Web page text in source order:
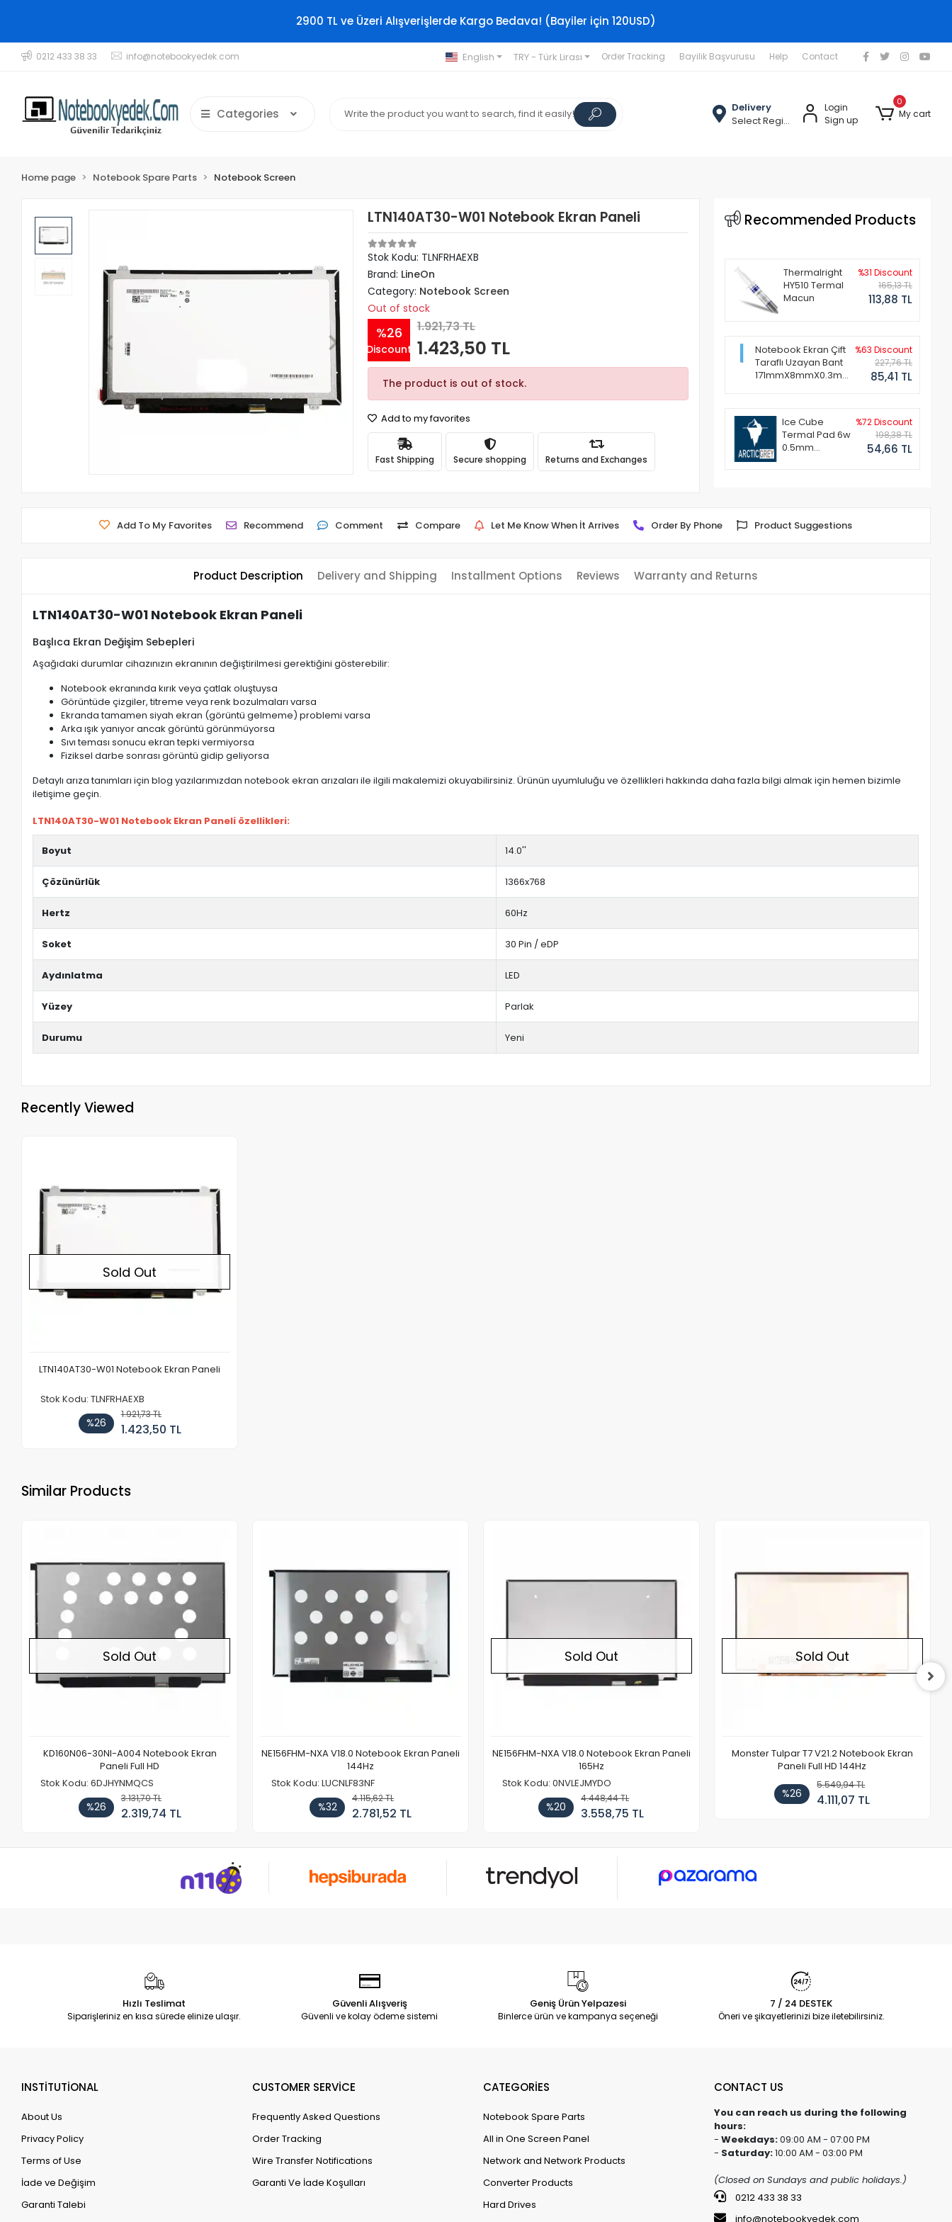
2900 TL ve Üzeri Alışverişlerde Kargo Bedava! (Bayiler için 120USD)
0212 433 38 33 info@notebookyedek.com English TRY - Türk Lirası Order Tracking Bayilik Başvurusu Help Contact
Categories
Delivery
Select Region
Login
Sign up
0
My cart
Home page Notebook Spare Parts Notebook Screen
LTN140AT30-W01 Notebook Ekran Paneli
Stok Kodu: TLNFRHAEXB
Brand: LineOn
Category: Notebook Screen
Out of stock
%26
Discount
1.921,73 TL
1.423,50 TL
The product is out of stock.
Add to my favorites
Fast Shipping Secure shopping Returns and Exchanges
Recommended Products
Thermalright
HY510 Termal
Macun
%31 Discount
165,13 TL
113,88 TL
Notebook Ekran Çift
Taraflı Uzayan Bant
171mmX8mmX0.3mm
%63 Discount
227,76 TL
85,41 TL
Ice Cube
Termal Pad 6w
0.5mm
%72 Discount
198,38 TL
54,66 TL
Add To My Favorites Recommend Comment Compare Let Me Know When İt Arrives Order By Phone Product Suggestions
Product Description Delivery and Shipping Installment Options Reviews Warranty and Returns
LTN140AT30-W01 Notebook Ekran Paneli
Başlıca Ekran Değişim Sebepleri
Aşağıdaki durumlar cihazınızın ekranının değiştirilmesi gerektiğini gösterebilir:
Notebook ekranında kırık veya çatlak oluştuysa
Görüntüde çizgiler, titreme veya renk bozulmaları varsa
Ekranda tamamen siyah ekran (görüntü gelmeme) problemi varsa
Arka ışık yanıyor ancak görüntü görünmüyorsa
Sıvı teması sonucu ekran tepki vermiyorsa
Fiziksel darbe sonrası görüntü gidip geliyorsa
Detaylı arıza tanımları için blog yazılarımızdan notebook ekran arızaları ile ilgili makalemizi okuyabilirsiniz. Ürünün uyumluluğu ve özellikleri hakkında daha fazla bilgi almak için hemen bizimle
iletişime geçin.
LTN140AT30-W01 Notebook Ekran Paneli özellikleri:
Boyut 14.0''
Çözünürlük 1366x768
Hertz 60Hz
Soket 30 Pin / eDP
Aydınlatma LED
Yüzey Parlak
Durumu Yeni
Recently Viewed
Sold Out
LTN140AT30-W01 Notebook Ekran Paneli
Stok Kodu: TLNFRHAEXB
%26
1.921,73 TL
1.423,50 TL
Similar Products
Sold Out
KD160N06-30NI-A004 Notebook Ekran
Paneli Full HD
Stok Kodu: 6DJHYNMQCS
%26
3.131,70 TL
2.319,74 TL
NE156FHM-NXA V18.0 Notebook Ekran Paneli
144Hz
Stok Kodu: LUCNLF83NF
%32
4.115,62 TL
2.781,52 TL
Sold Out
NE156FHM-NXA V18.0 Notebook Ekran Paneli
165Hz
Stok Kodu: 0NVLEJMYDO
%20
4.448,44 TL
3.558,75 TL
Sold Out
Monster Tulpar T7 V21.2 Notebook Ekran
Paneli Full HD 144Hz
%26
5.549,94 TL
4.111,07 TL
Hızlı Teslimat
Siparişleriniz en kısa sürede elinize ulaşır.
Güvenli Alışveriş
Güvenli ve kolay ödeme sistemi
Geniş Ürün Yelpazesi
Binlerce ürün ve kampanya seçeneği
7 / 24 DESTEK
Öneri ve şikayetlerinizi bize iletebilirsiniz.
INSTİTUTİONAL
About Us
Privacy Policy
Terms of Use
İade ve Değişim
Garanti Talebi
CUSTOMER SERVİCE
Frequently Asked Questions
Order Tracking
Wire Transfer Notifications
Garanti Ve İade Koşulları
CATEGORİES
Notebook Spare Parts
All in One Screen Panel
Network and Network Products
Converter Products
Hard Drives
CONTACT US
You can reach us during the following
hours:
- Weekdays:09:00 AM - 07:00 PM
- Saturday:10:00 AM - 03:00 PM
(Closed on Sundays and public holidays.)
0212 433 38 33
info@notebookyedek.com